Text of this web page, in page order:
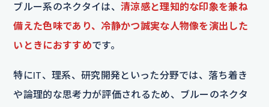
ブルー系のネクタイは、 清涼感と理知的な印象を兼ね
備えた色味であり、冷静かつ誠実な人物像を演出した
いときにおすすめです。
特にIT、理系、研究開発といった分野では、落ち着き
や論理的な思考力が評価されるため、ブルーのネクタ